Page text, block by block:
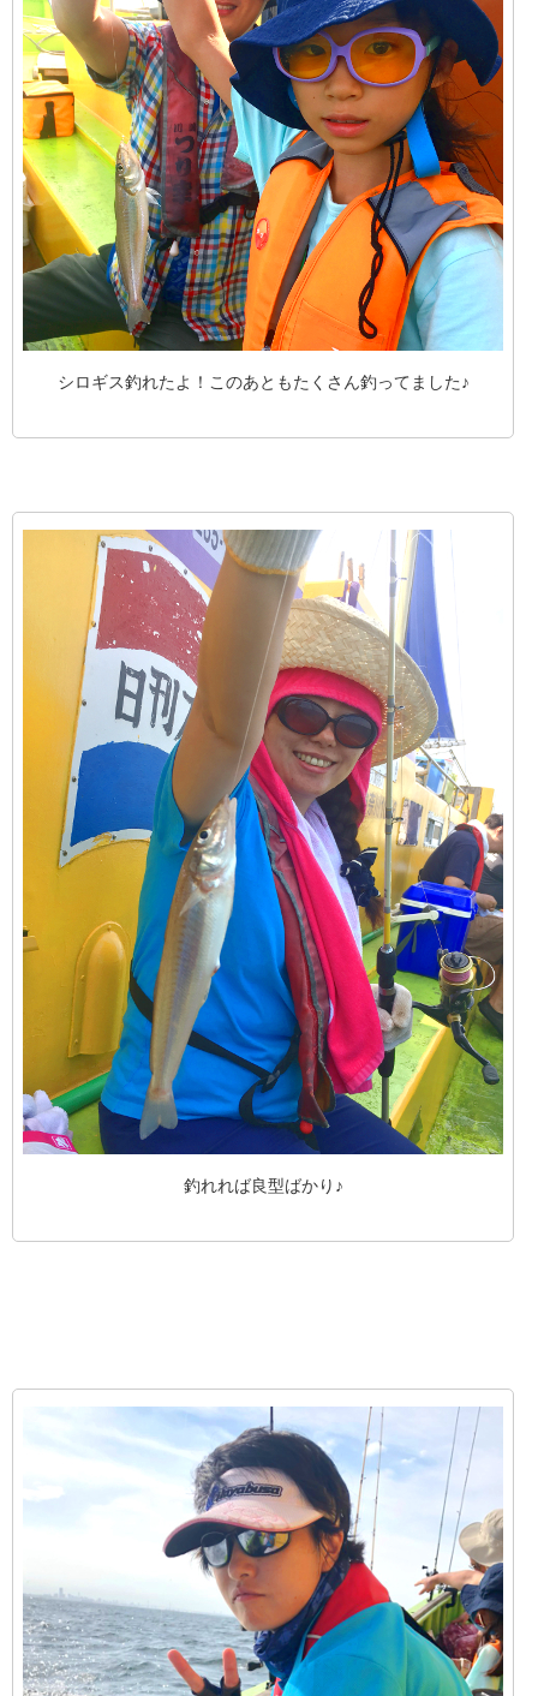
シロギス釣れたよ！このあともたくさん釣ってました♪
釣れれば良型ばかり♪